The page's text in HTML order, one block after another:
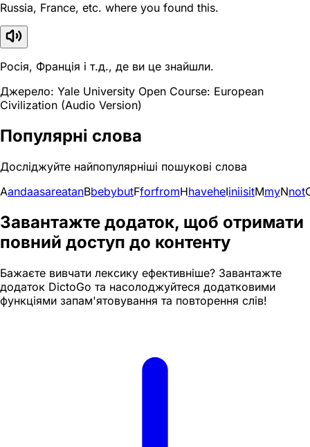
Russia, France, etc. where you found this.
Росія, Франція і т.д., де ви це знайшли.
Джерело: Yale University Open Course: European
Civilization (Audio Version)
Популярні слова
Досліджуйте найпопулярніші пошукові слова
AandaasareatanBbebybutFforfromHhaveheIiniisitMmyNnot
Завантажте додаток, щоб отримати
повний доступ до контенту
Бажаєте вивчати лексику ефективніше? Завантажте
додаток DictoGo та насолоджуйтеся додатковими
функціями запам'ятовування та повторення слів!